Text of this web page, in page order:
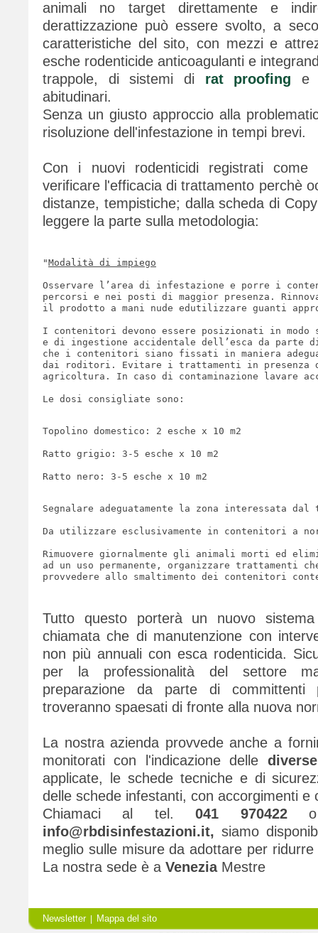
animali no target direttamente e
derattizzazione può essere svolto, a
caratteristiche del sito, con mezzi e
esche rodenticide anticoagulanti e
trappole, di sistemi di rat proofing e
abitudinari.
Senza un giusto approccio alla
risoluzione dell'infestazione in tempi brevi.
Con i nuovi rodenticidi registrati come
verificare l'efficacia di trattamento perchè
distanze, tempistiche; dalla scheda di
leggere la parte sulla metodologia:
"Modalità di impiego
Osservare l’area di infestazione e porre i
percorsi e nei posti di maggior presenza.
il prodotto a mani nude edutilizzare guanti
I contenitori devono essere posizionati in
e di ingestione accidentale dell’esca da parte
che i contenitori siano fissati in maniera
dai roditori. Evitare i trattamenti in presenza
agricoltura. In caso di contaminazione lavare
Le dosi consigliate sono:
Topolino domestico: 2 esche x 10 m2
Ratto grigio: 3-5 esche x 10 m2
Ratto nero: 3-5 esche x 10 m2
Segnalare adeguatamente la zona interessata dal
Da utilizzare esclusivamente in contenitori a
Rimuovere giornalmente gli animali morti ed
ad un uso permanente, organizzare trattamenti
provvedere allo smaltimento dei contenitori
Tutto questo porterà un nuovo
chiamata che di manutenzione con
non più annuali con esca rodenticida.
per la professionalità del settore
preparazione da parte di
troveranno spaesati di fronte alla nuova
La nostra azienda provvede anche a
monitorati con l'indicazione delle
applicate, le schede tecniche e di
delle schede infestanti, con accorgimenti e
Chiamaci al tel.041 970422
info@rbdisinfestazioni.it, siamo
meglio sulle misure da adottare per
La nostra sede è a Venezia Mestre
Newsletter| Mappa del sito